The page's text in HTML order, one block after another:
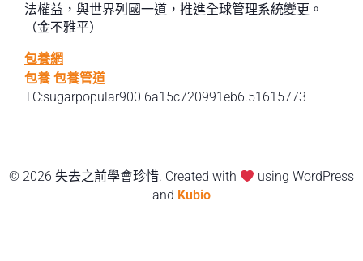
法權益，與世界列國一道，推進全球管理系統變更。
（金不雅平）
包養網
包養 包養管道
TC:sugarpopular900 6a15c720991eb6.51615773
© 2026 失去之前學會珍惜. Created with
using WordPress
and Kubio